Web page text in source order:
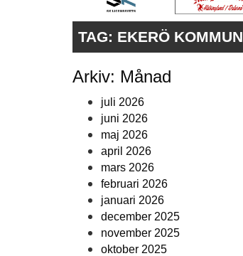
TAG: EKERÖ KOMMUN
Arkiv: Månad
juli 2026
juni 2026
maj 2026
april 2026
mars 2026
februari 2026
januari 2026
december 2025
november 2025
oktober 2025